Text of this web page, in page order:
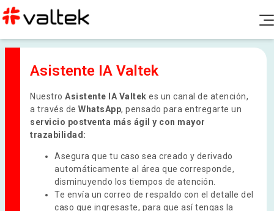
Productos
Diagnóstico Clínico
Química Clínica
Hematología
Microbiología
Aseguramiento de calidad
Biología Molecular
Soporte Post Venta
Documentación
Fichas de seguridad e insertos
Certificados de calidad
Controles y calibradores
Nosotros
Canal de denuncias
Contacto
Asistente IA Valtek
Nuestro Asistente IA Valtek es un canal de atención,
a través de WhatsApp, pensado para entregarte un
servicio postventa más ágil y con mayor
trazabilidad:
Asegura que tu caso sea creado y derivado
automáticamente al área que corresponde,
disminuyendo los tiempos de atención.
Te envía un correo de respaldo con el detalle del
caso que ingresaste, para que así tengas la